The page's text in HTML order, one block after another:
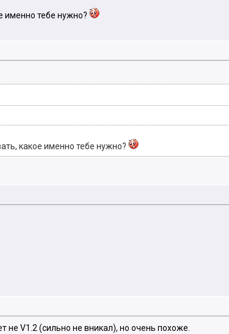
именно тебе нужно?
какое именно тебе нужно?
не V1.2 (сильно не вникал), но очень похоже.